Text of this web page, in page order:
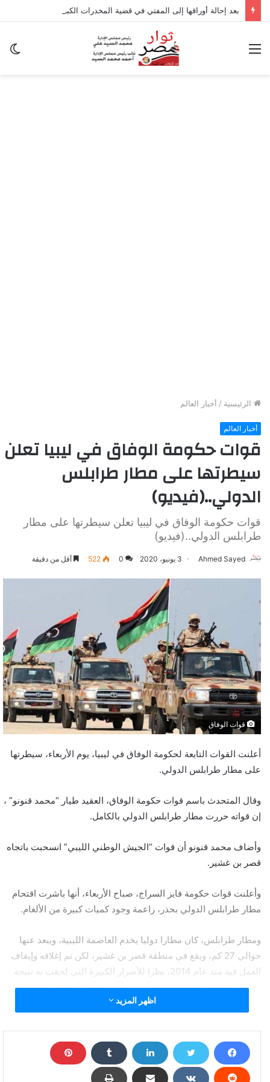
القائمة
الرئيسية / أخبار العالم
أخبار العالم
قوات حكومة الوفاق في ليبيا تعلن
سيطرتها على مطار طرابلس
الدولي..(فيديو)
قوات حكومة الوفاق في ليبيا تعلن سيطرتها على مطار
طرابلس الدولي..(فيديو)
Ahmed Sayed 3 يونيو، 2020 0
522 أقل من دقيقة
قوات الوفاق
أعلنت القوات التابعة لحكومة الوفاق في ليبيا، يوم الأربعاء، سيطرتها
على مطار طرابلس الدولي.
وقال المتحدث باسم قوات حكومة الوفاق، العقيد طيار “محمد قنونو” ،
إن قواته حررت مطار طرابلس الدولي بالكامل.
وأضاف محمد قنونو أن قوات “الجيش الوطني الليبي” انسحبت باتجاه
قصر بن غشير.
وأعلنت قوات حكومة فايز السراج، صباح الأربعاء، أنها باشرت اقتحام
مطار طرابلس الدولي بحذر، زاعمة وجود كميات كبيرة من الألغام.
ومطار طرابلس، كان مطارا دوليا يخدم العاصمة الليبية، ويبعد عنها
حوالي 27 كم، ويقع في منطقة قصر بن غشير، لكن تم إغلاقه وإيقاف
العمل فيه منذ عام 2014، نظرا للأضرار الكبيرة التي لحقت به نتيجة
اشتباكات حينها، وقد جرى تحويل الرحلات الجوية إلى مطار معيتيقة
قوات حكومة الوفاق في ليبيا تعلن سيطرتها على مطار
اظهر المزيد